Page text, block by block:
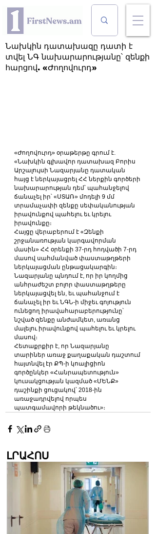
Նախկին դատախազը դատի է
տվել ՆԳ նախարարությանը՝ զենքի
հարցով. «Ժողովուրդ»
«Ժողովուրդ» օրաթերթը գրում է.
«Նախկին գլխավոր դատախազ Բորիս
Արշալույսի Նազարյանը դատական
հայց է ներկայացրել ՀՀ ներքին գործերի
նախարարության դեմ՝ պահանջելով
ճանաչել իր՝ «ՍՏԱՌ» մոդելի 9 մմ
տրամաչափի զենքը սեփականության
իրավունքով պահելու եւ կրելու
իրավունքը։
Հայցը վերաբերում է «Զենքի
շրջանառության կարգավորման
մասին» ՀՀ օրենքի 37-րդ հոդվածի 7-րդ
մասով սահմանված փաստաթղթերի
ներկայացման ընթացակարգին։
Նազարյանը պնդում է, որ իր կողմից
անհրաժեշտ բոլոր փաստաթղթերը
ներկայացվել են, եւ պահանջում է
ճանաչել իր եւ ՆԳՆ-ի միջեւ գոյություն
ունեցող իրավահարաբերությունը՝
նշված զենքը անժամկետ, առանց
մալելու իրավունքով պահելու եւ կրելու
մասով։
Հետաքրքիր է, որ Նազարյանը
տարիներ առաջ քաղաքական դաշտում
հայտնվել էր ՔՊ-ի կոալիցիոն
գործընկեր «Հանրապետություն»
կուսակցության կազմած «ՄԵՆՔ»
դաշինքի ցուցակով՝ 2018-ին
առաջադրվելով որպես
պատգամավորի թեկնածու»։
ԼՐԱՀՈՍ